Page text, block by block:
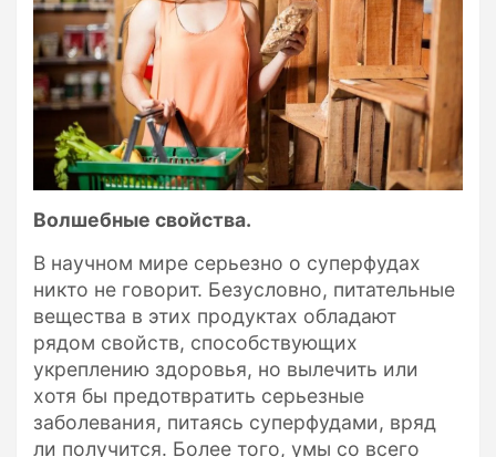
Волшебные свойства.
В научном мире серьезно о суперфудах
никто не говорит. Безусловно, питательные
вещества в этих продуктах обладают
рядом свойств, способствующих
укреплению здоровья, но вылечить или
хотя бы предотвратить серьезные
заболевания, питаясь суперфудами, вряд
ли получится. Более того, умы со всего